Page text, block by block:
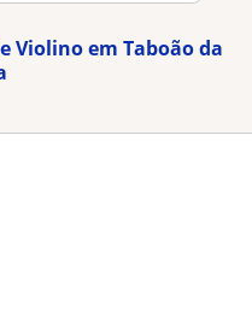
Violino em Taboão da